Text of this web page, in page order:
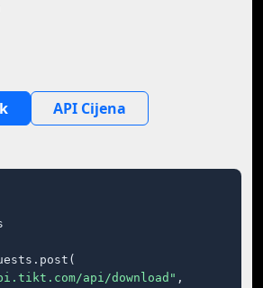
API Cijena
api/download" ,